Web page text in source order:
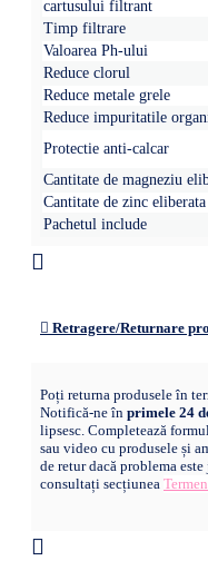
cartusului filtrant
Timp filtrare
Valoarea Ph-ului
Reduce clorul
Reduce metale grele
Reduce impuritatile
Protectie anti-calcar
Cantitate de magneziu
Cantitate de zinc eliberata
Pachetul include
Retragere/Returnare
Poți returna produsele în
Notifică-ne în primele 24
lipsesc. Completează
sau video cu produsele și
de retur dacă problema
consultați secțiunea